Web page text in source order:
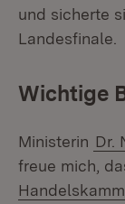
und sicherte
Landesfinale.
Wichtige
Ministerin Dr.
freue mich,